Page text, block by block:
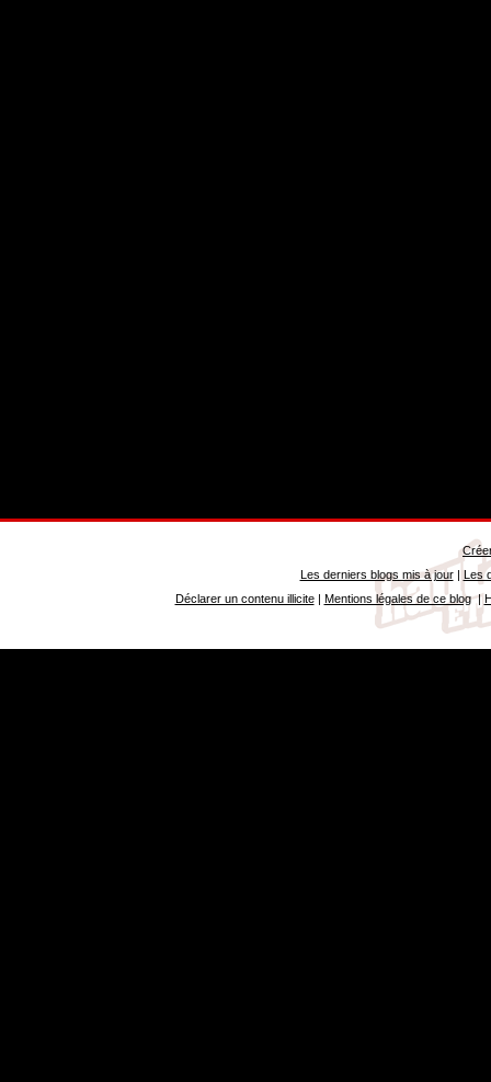
Les derniers blogs mis à jour| Les
Déclarer un contenu illicite| Mentions légales de ce blog|